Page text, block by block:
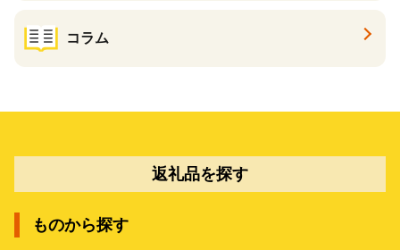
コラム
返礼品を探す
ものから探す